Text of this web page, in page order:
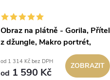
Obraz na plátně - Gorila, Přítel
z džungle, Makro portrét,
od 1 314 Kč bez DPH
od 1 590 Kč
ZOBRAZIT